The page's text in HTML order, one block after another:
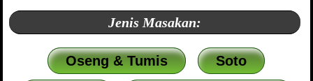
Jenis Masakan:
Oseng & Tumis Soto